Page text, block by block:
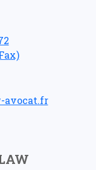
avocat.fr